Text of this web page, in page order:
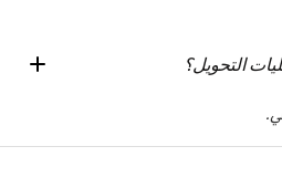
التحويل؟